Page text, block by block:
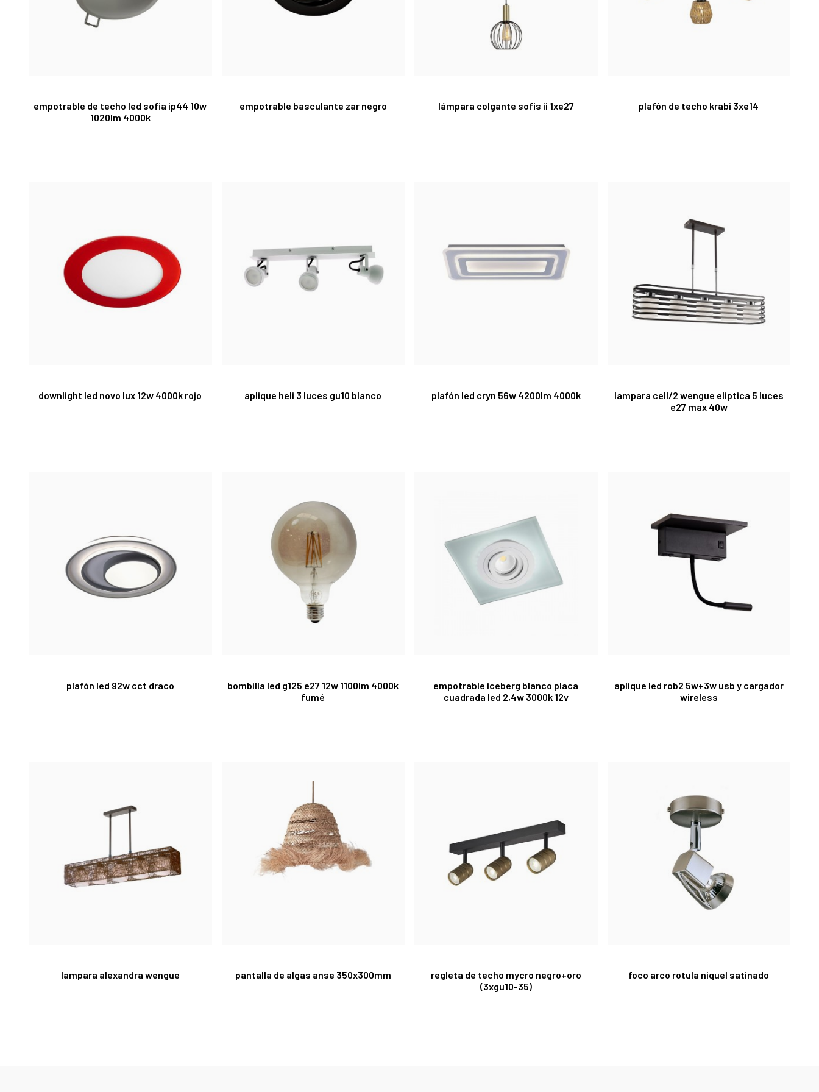
empotrable de techo led sofia ip44 10w
1020lm 4000k
empotrable basculante zar negro lámpara colgante sofis ii 1xe27 plafón de techo krabi 3xe14
downlight led novo lux 12w 4000k rojo aplique heli 3 luces gu10 blanco plafón led cryn 56w 4200lm 4000k
lampara cell/2 wengue eliptica 5 luces
e27 max 40w
plafón led 92w cct draco
bombilla led g125 e27 12w 1100lm 4000k
fumé
empotrable iceberg blanco placa
cuadrada led 2,4w 3000k 12v
aplique led rob2 5w+3w usb y cargador
wireless
lampara alexandra wengue pantalla de algas anse 350x300mm
regleta de techo mycro negro+oro
(3xgu10-35)
foco arco rotula niquel satinado